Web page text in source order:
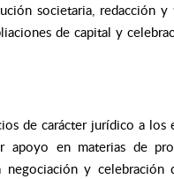
societaria, redacción
de capital y
de carácter jurídico a los
apoyo en materias de
y celebración